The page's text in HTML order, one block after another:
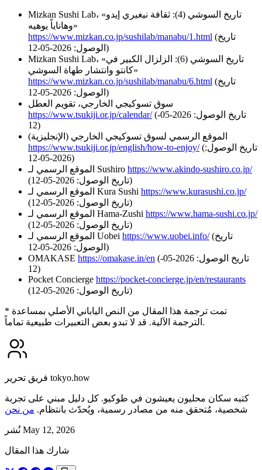
Mizkan Sushi Lab، «تاريخ السوشي (4): ثقافة نيغيري إيدو
وهاناياً يوهيه»
https://www.mizkan.co.jp/sushilab/manabu/1.html (تاريخ
الوصول: 2026-05-12)
Mizkan Sushi Lab، «تاريخ السوشي (6): الزلزال الكبير في
كانتو وانتشار طهاة السوشي»
https://www.mizkan.co.jp/sushilab/manabu/6.html (تاريخ
الوصول: 2026-05-12)
سوق تسوكيجي الخارجي، تقويم العطل
https://www.tsukiji.or.jp/calendar/(تاريخ الوصول: 2026-05-
12)
الموقع الرسمي لسوق تسوكيجي الخارجي (الإنجليزية)
https://www.tsukiji.or.jp/english/how-to-enjoy/(تاريخ الوصول:
2026-05-12)
الموقع الرسمي لـ Sushiro https://www.akindo-sushiro.co.jp/
(تاريخ الوصول: 2026-05-12)
الموقع الرسمي لـ Kura Sushi https://www.kurasushi.co.jp/
(تاريخ الوصول: 2026-05-12)
الموقع الرسمي لـ Hama-Zushi https://www.hama-sushi.co.jp/
(تاريخ الوصول: 2026-05-12)
الموقع الرسمي لـ Uobei https://www.uobei.info/(تاريخ
الوصول: 2026-05-12)
OMAKASE https://omakase.in/en (تاريخ الوصول: 2026-05-
12)
Pocket Concierge https://pocket-concierge.jp/en/restaurants
(تاريخ الوصول: 2026-05-12)
* تمت ترجمة هذا المقال من النص الياباني الأصلي بمساعدة
الترجمة الآلية. قد لا تبدو بعض التعبيرات طبيعية تماماً.
فريق تحرير tokyo.how
كتبه سكان محليون يعيشون في طوكيو. كل دليل مبني على تجربة
شخصية، مُتحقق منه من مصادر رسمية، ويُحدّث بانتظام. من نحن
نُشر May 12, 2026
شارك هذا المقال